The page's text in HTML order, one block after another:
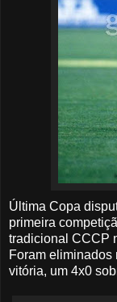
Última Copa
primeira
tradicional CCCP
Foram eliminados
vitória, um 4x0